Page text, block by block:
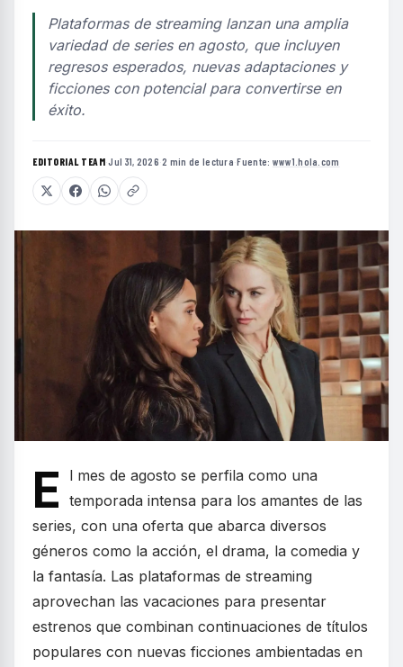
Plataformas de streaming lanzan una amplia
variedad de series en agosto, que incluyen
regresos esperados, nuevas adaptaciones y
ficciones con potencial para convertirse en
éxito.
EDITORIAL TEAM·Jul 31, 2026·2 min de lectura·Fuente: www1.hola.com
E
l mes de agosto se perfila como una
temporada intensa para los amantes de las
series, con una oferta que abarca diversos
géneros como la acción, el drama, la comedia y
la fantasía. Las plataformas de streaming
aprovechan las vacaciones para presentar
estrenos que combinan continuaciones de títulos
populares con nuevas ficciones ambientadas en